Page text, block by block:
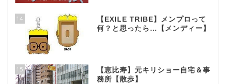
14
【EXILE TRIBE】メンプロって
何？と思ったら…【メンディー】
15
【恵比寿】元キリショー自宅＆事
務所【散歩】